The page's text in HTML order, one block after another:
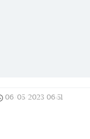
06/05/2023 06:51